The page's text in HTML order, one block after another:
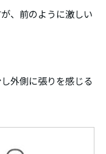
、前のように激しい
外側に張りを感じる